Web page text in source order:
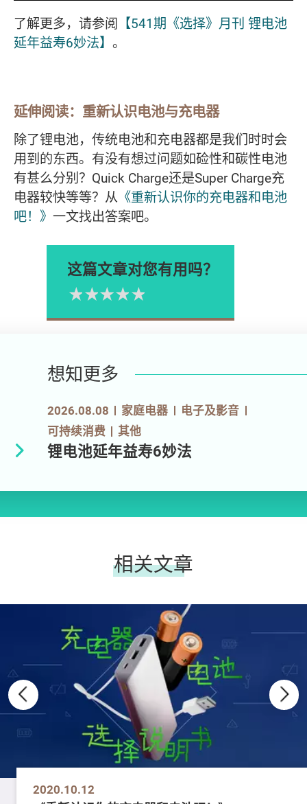
了解更多，请参阅 【541期《选择》月刊 锂电池
延年益寿6妙法】 。
延伸阅读：重新认识电池与充电器
除了锂电池，传统电池和充电器都是我们时时会
用到的东西。有没有想过问题如硷性和碳性电池
有甚么分别？Quick Charge还是Super Charge充
电器较快等等？从 《重新认识你的充电器和电池
吧！》 一文找出答案吧。
这篇文章对您有用吗？
Please rate
4星
3星
2星
1星
想知更多
2026.08.08 家庭电器
电子及影音
可持续消费
其他
锂电池延年益寿6妙法
相关文章
2020.10.12